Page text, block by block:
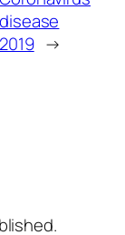
disease
2019 →